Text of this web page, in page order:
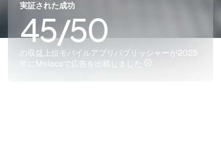
実証された成功
45/50
の収益上位モバイルアプリパブリッシャーが2025
年にMolocoで広告を出稿しました